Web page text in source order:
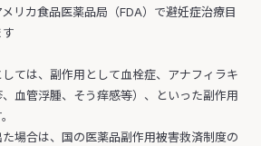
リカ食品医薬品局（FDA）で避妊症治療目
ては、副作用として血栓症、アナフィラキ
血管浮腫、そう痒感等）、といった副作用
場合は、国の医薬品副作用被害救済制度の